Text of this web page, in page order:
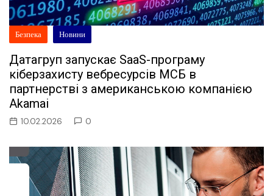
Безпека Новини
Датагруп запускає SaaS-програму
кіберзахисту вебресурсів МСБ в
партнерстві з американською компанією
Akamai
10.02.2026 0